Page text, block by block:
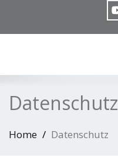
Datenschutz
Home Datenschutz